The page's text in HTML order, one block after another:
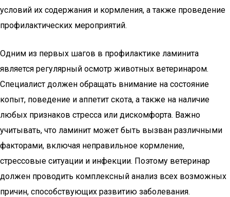
условий их содержания и кормления, а также проведение
профилактических мероприятий.
Одним из первых шагов в профилактике ламинита
является регулярный осмотр животных ветеринаром.
Специалист должен обращать внимание на состояние
копыт, поведение и аппетит скота, а также на наличие
любых признаков стресса или дискомфорта. Важно
учитывать, что ламинит может быть вызван различными
факторами, включая неправильное кормление,
стрессовые ситуации и инфекции. Поэтому ветеринар
должен проводить комплексный анализ всех возможных
причин, способствующих развитию заболевания.